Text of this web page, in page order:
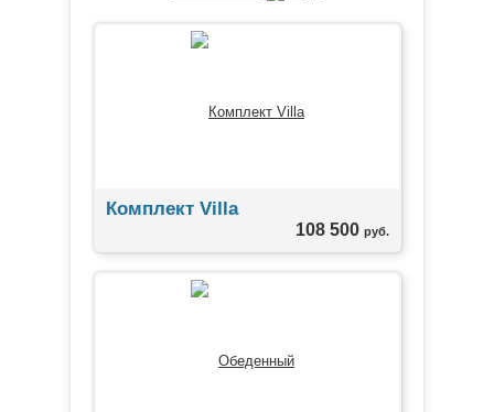
Комплект Villa
108 500 руб.